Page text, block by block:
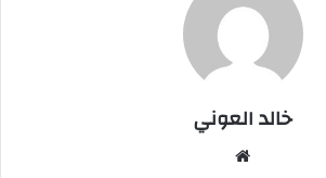
خالد العوني